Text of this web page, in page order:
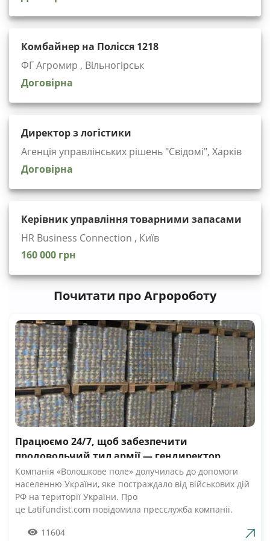
Комбайнер на Полісся 1218
ФГ Агромир , Вільногірськ
Договірна
Директор з логістики
Агенція управлінських рішень "Cвідомі", Харків
Договірна
Керівник управління товарними запасами
HR Business Connection , Київ
160 000 грн
Почитати про Агророботу
Працюємо 24/7, щоб забезпечити
продовольчий тил армії — гендиректор
компанії Волошкове поле
Компанія «Волошкове поле» долучилась до допомоги
населенню України, яке постраждало від військових дій
РФ на території України. Про
це Latifundist.com повідомила пресслужба компанії.
Вже шосту добу наші Збройні Сили героїчно стримують
11604